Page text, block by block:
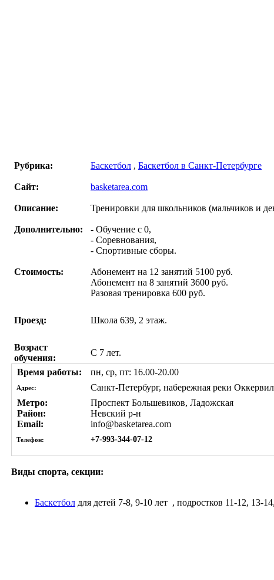
Рубрика:
Баскетбол , Баскетбол в Санкт-Петербурге
Сайт: basketarea.com
Описание: Тренировки для школьников (мальчиков и
Дополнительно:
- Обучение с 0,
- Соревнования,
- Спортивные сборы.
Стоимость:
Абонемент на 12 занятий 5100 руб.
Абонемент на 8 занятий 3600 руб.
Разовая тренировка 600 руб.
Проезд: Школа 639, 2 этаж.
Возраст
обучения:
С 7 лет.
Время работы:
пн, ср, пт: 16.00-20.00
Адрес:
Санкт-Петербург, набережная реки
Метро:
Проспект Большевиков, Ладожская
Район:
Невский р-н
Email:
info@basketarea.com
Телефон: +7-993-344-07-12
Виды спорта, секции:
Баскетбол для детей 7-8, 9-10 лет , подростков 11-12, 13-